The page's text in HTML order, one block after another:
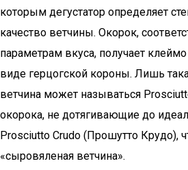
которым дегустатор определяет
качество ветчины. Окорок,
параметрам вкуса, получает
виде герцогской короны. Лишь
ветчина может называться
окорока, не дотягивающие до
Prosciutto Crudo (Прошутто Крудо),
«сыровяленая ветчина».